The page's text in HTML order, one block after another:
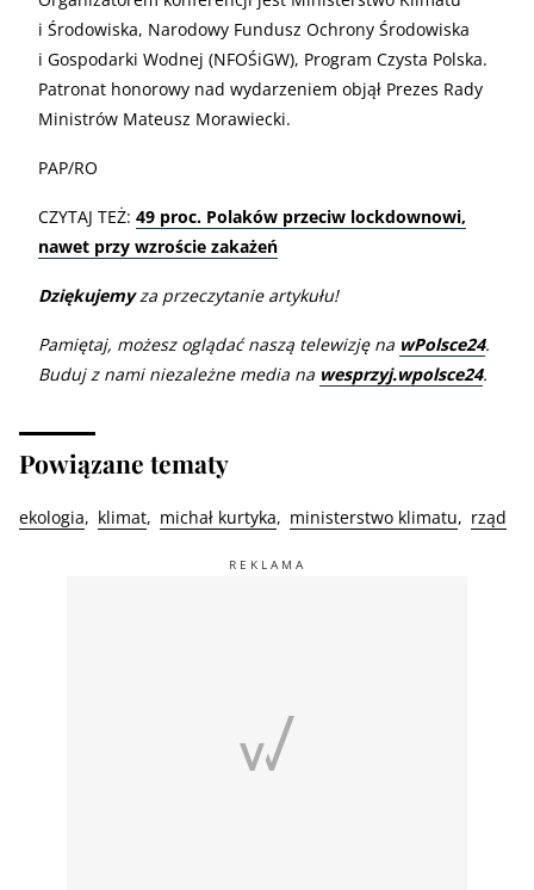
i Środowiska, Narodowy Fundusz Ochrony Środowiska
i Gospodarki Wodnej (NFOŚiGW), Program Czysta Polska.
Patronat honorowy nad wydarzeniem objął Prezes Rady
Ministrów Mateusz Morawiecki.
PAP/RO
CZYTAJ TEŻ: 49 proc. Polaków przeciw lockdownowi,
nawet przy wzroście zakażeń
Dziękujemyza przeczytanie artykułu!
Pamiętaj, możesz oglądać naszą telewizję na wPolsce24.
Buduj z nami niezależne media na wesprzyj.wpolsce24.
Powiązane tematy
ekologia klimat michał kurtyka ministerstwo klimatu rząd